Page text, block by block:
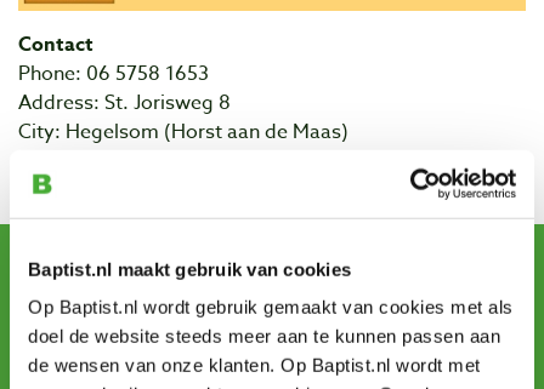
Baptist.nl maakt gebruik van cookies
Op Baptist.nl wordt gebruik gemaakt van cookies met als
doel de website steeds meer aan te kunnen passen aan
de wensen van onze klanten. Op Baptist.nl wordt met
Contact
Phone: 06 5758 1653
Address: St. Jorisweg 8
City: Hegelsom (Horst aan de Maas)
Website Meubel & Kunst
Sign up for our newsletter
and receive offers, new products and tips.